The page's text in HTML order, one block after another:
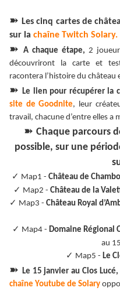
➽Les cinq cartes de
sur la chaîne Twitch Solary.
➽ A chaque étape, 2
découvriront la carte et
racontera l’histoire du château
➽Le lien pour récupérer la
site de Goodnite, leur
travail, chacune d’entre elles a
➽ Chaque parcours
possible, sur une
✓ Map1 - Château de
✓ Map2 - Château de la
✓ Map3 - Château Royal
✓ Map4 - Domaine Régional
au
✓ Map5 - Le
➽ Le 15 janvier au Clos Lucé,
chaîne Youtube de Solary